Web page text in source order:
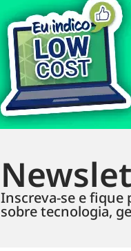
Inscreva-se e fique
sobre tecnologia,